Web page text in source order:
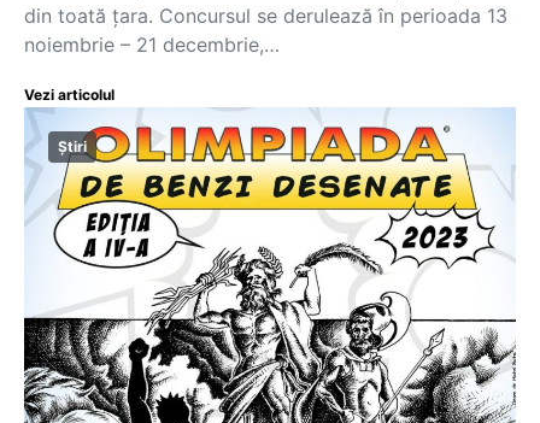
din toată țara. Concursul se derulează în perioada 13
noiembrie – 21 decembrie,…
Vezi articolul
Știri